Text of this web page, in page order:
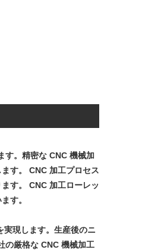
す。精密な CNC 機械加
す。 CNC 加工プロセス
す。 CNC 加工ローレッ
す。
実現します。生産後のニ
の厳格な CNC 機械加工